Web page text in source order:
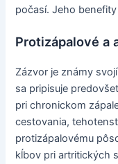
počasí. Jeho
Protizápalové a
Zázvor je známy
sa pripisuje
pri chronickom
cestovania,
protizápalovému
kĺbov pri artritických